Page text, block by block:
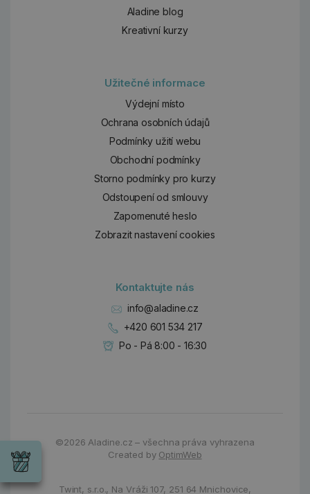
Aladine blog
Kreativní kurzy
Užitečné informace
Výdejní místo
Ochrana osobních údajů
Podmínky užití webu
Obchodní podmínky
Storno podmínky pro kurzy
Odstoupení od smlouvy
Zapomenuté heslo
Zobrazit nastavení cookies
Kontaktujte nás
info@aladine.cz
+420 601 534 217
Po - Pá 8:00 - 16:30
©2026Aladine.cz – všechna práva vyhrazena
Created by OptimWeb
Twint, s.r.o., Na Vráži 107, 251 64 Mnichovice,
Wrendale
Chci si vybrat